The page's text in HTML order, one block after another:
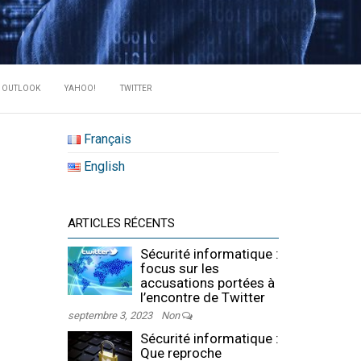
DES
OUTLOOK YAHOO! TWITTER
Français
English
ARTICLES RÉCENTS
Sécurité informatique :
focus sur les
accusations portées à
l’encontre de Twitter
septembre 3, 2023 Non
Sécurité informatique :
Que reproche